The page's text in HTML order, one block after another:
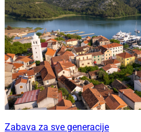
Zabava za sve generacije